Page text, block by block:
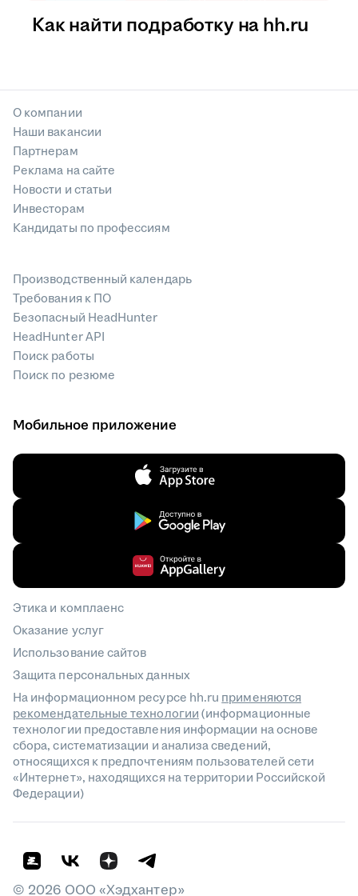
Как найти подработку на hh.ru
О компании
Наши вакансии
Партнерам
Реклама на сайте
Новости и статьи
Инвесторам
Кандидаты по профессиям
Производственный календарь
Требования к ПО
Безопасный HeadHunter
HeadHunter API
Поиск работы
Поиск по резюме
Мобильное приложение
Этика и комплаенс
Оказание услуг
Использование сайтов
Защита персональных данных
На информационном ресурсе hh.ru применяются
рекомендательные технологии(информационные
технологии предоставления информации на основе
сбора, систематизации и анализа сведений,
относящихся к предпочтениям пользователей сети
«Интернет», находящихся на территории Российской
Федерации)
© 2026 ООО «Хэдхантер»